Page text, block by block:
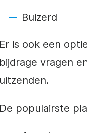
Buizerd
Er is ook een
bijdrage vragen
uitzenden.
De populairste